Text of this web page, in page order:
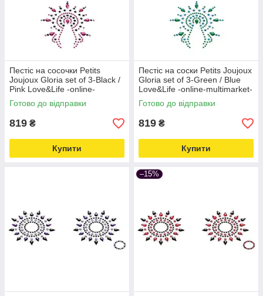
Пестіс на сосочки Petits
Joujoux Gloria set of 3-Black /
Pink Love&Life -online-
multimarket-
Готово до відправки
819 ₴
Купити
Пестіс на соски Petits Joujoux
Gloria set of 3-Green / Blue
Love&Life -online-multimarket-
Готово до відправки
819 ₴
Купити
–15%